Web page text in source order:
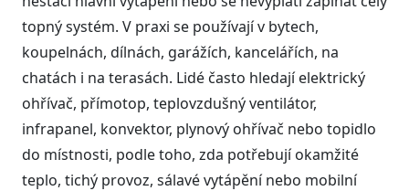
topný systém. V praxi se používají v bytech,
koupelnách, dílnách, garážích, kancelářích, na
chatách i na terasách. Lidé často hledají elektrický
ohřívač, přímotop, teplovzdušný ventilátor,
infrapanel, konvektor, plynový ohřívač nebo topidlo
do místnosti, podle toho, zda potřebují okamžité
teplo, tichý provoz, sálavé vytápění nebo mobilní